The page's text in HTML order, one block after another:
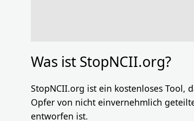
Was ist StopNCII.org?
StopNCII.org ist ein kostenloses Tool,
Opfer von nicht einvernehmlich
entworfen ist.